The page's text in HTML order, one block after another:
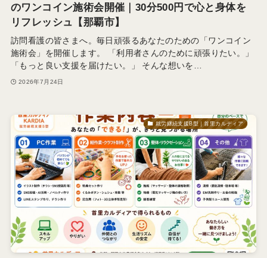
のワンコイン施術会開催｜30分500円で心と身体を
リフレッシュ【那覇市】
訪問看護の皆さまへ。毎日頑張るあなたのための「ワンコイン
施術会」を開催します。 「利用者さんのために頑張りたい。」
「もっと良い支援を届けたい。」 そんな想いを…
2026年7月24日
就労継続支援B型｜首里カルディア